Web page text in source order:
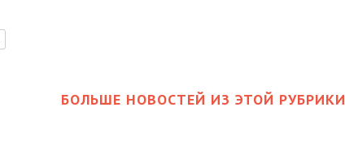
БОЛЬШЕ НОВОСТЕЙ ИЗ ЭТОЙ РУБРИКИ